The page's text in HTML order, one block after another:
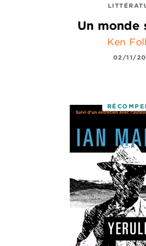
Un monde
Ken
02/11/